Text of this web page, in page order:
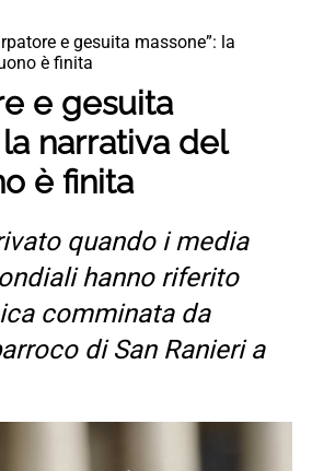
e gesuita massone”: la
è finita
e gesuita
la narrativa del
è finita
quando i media
hanno riferito
comminata da
di San Ranieri a